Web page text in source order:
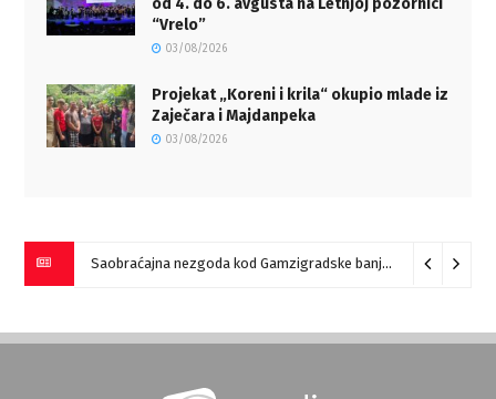
“Vrelo”
03/08/2026
Projekat „Koreni i krila“ okupio mlade iz
Zaječara i Majdanpeka
03/08/2026
Saobraćajna nezgoda kod Gamzigradske banje 05/08/2026